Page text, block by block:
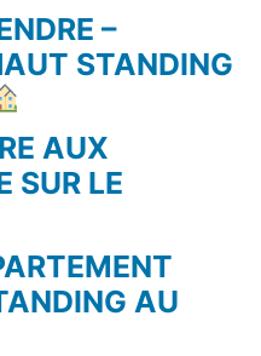
–
STANDING
AUX
SUR LE
AU